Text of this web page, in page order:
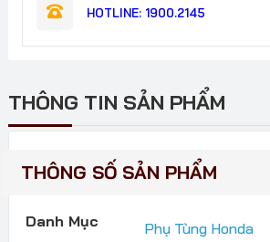
HOTLINE: 1900.2145
THÔNG TIN SẢN PHẨM
THÔNG SỐ SẢN PHẨM
Danh Mục
Phụ Tùng Honda